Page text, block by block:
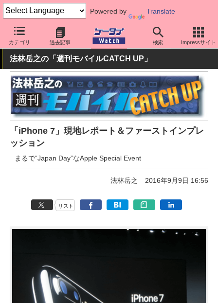
Powered by Translate
カテゴリ 過去記事 検索 Impressサイト
ケータイ Watch OS iPhone (iOS) iPhone本体
法林岳之の「週刊モバイルCATCH UP」
「iPhone 7」現地レポート＆ファーストインプレ
ッション
まるで“Japan Day”なApple Special Event
法林岳之 2016年9月9日 16:56
リスト